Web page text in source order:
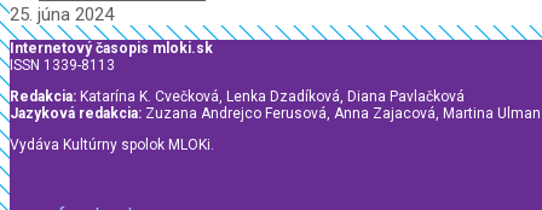
25. júna 2024
Internetový časopis mloki.sk
ISSN 1339-8113
Redakcia: Katarína K. Cvečková, Lenka Dzadíková, Diana Pavlačková
Jazyková redakcia: Zuzana Andrejco Ferusová, Anna Zajacová, Martina
Vydáva Kultúrny spolok MLOKi.